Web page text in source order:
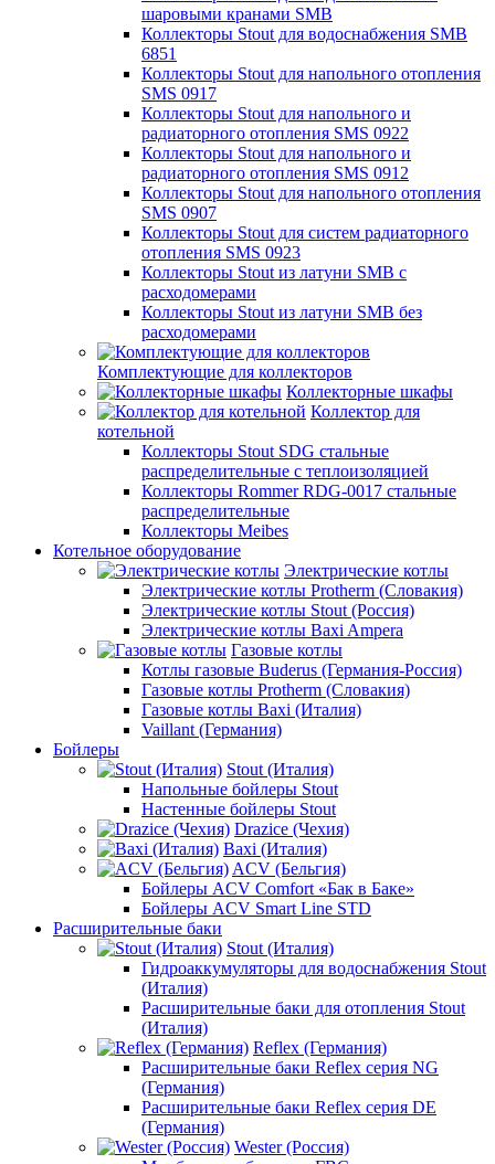
шаровыми кранами SMB
Коллекторы Stout для водоснабжения SMB
6851
Коллекторы Stout для напольного отопления
SMS 0917
Коллекторы Stout для напольного и
радиаторного отопления SMS 0922
Коллекторы Stout для напольного и
радиаторного отопления SMS 0912
Коллекторы Stout для напольного отопления
SMS 0907
Коллекторы Stout для систем радиаторного
отопления SMS 0923
Коллекторы Stout из латуни SMB с
расходомерами
Коллекторы Stout из латуни SMB без
расходомерами
Комплектующие для коллекторов
Коллекторные шкафы
Коллектор для
котельной
Коллекторы Stout SDG стальные
распределительные с теплоизоляцией
Коллекторы Rommer RDG-0017 стальные
распределительные
Коллекторы Meibes
Котельное оборудование
Электрические котлы
Электрические котлы Protherm (Словакия)
Электрические котлы Stout (Россия)
Электрические котлы Baxi Ampera
Газовые котлы
Котлы газовые Buderus (Германия-Россия)
Газовые котлы Protherm (Словакия)
Газовые котлы Baxi (Италия)
Vaillant (Германия)
Бойлеры
Stout (Италия)
Напольные бойлеры Stout
Настенные бойлеры Stout
Drazice (Чехия)
Baxi (Италия)
ACV (Бельгия)
Бойлеры ACV Comfort «Бак в Баке»
Бойлеры ACV Smart Line STD
Расширительные баки
Stout (Италия)
Гидроаккумуляторы для водоснабжения Stout
(Италия)
Расширительные баки для отопления Stout
(Италия)
Reflex (Германия)
Расширительные баки Reflex серия NG
(Германия)
Расширительные баки Reflex серия DE
(Германия)
Wester (Россия)